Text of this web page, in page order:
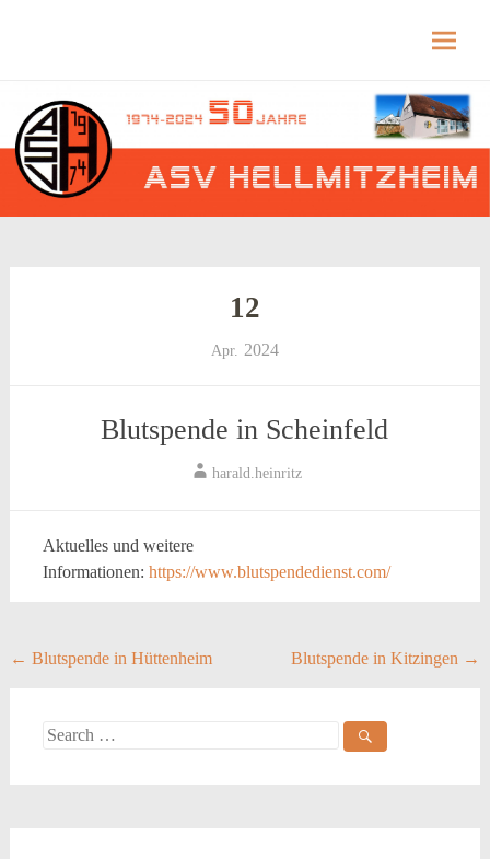
Hellmitzheim.de – fränkisches Dorf am Rande
to
content
12
Apr. 2024
Blutspende in Scheinfeld
harald.heinritz
Aktuelles und weitere
Informationen: https://www.blutspendedienst.com/
Post
← Blutspende in Hüttenheim Blutspende in Kitzingen →
Search